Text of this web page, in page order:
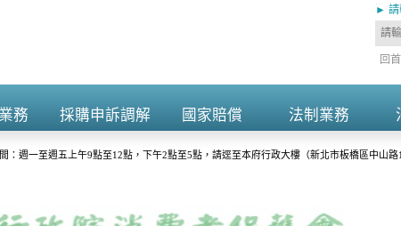
► 請
回
務
採購申訴調解
國家賠償
法制業務
：週一至週五上午9點至12點，下午2點至5點，請逕至本府行政大樓（新北市板橋區中山